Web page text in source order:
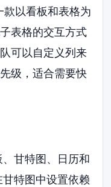
以看板和表格为
表格的交互方式
可以自定义列来
级，适合需要快
甘特图、日历和
特图中设置依赖